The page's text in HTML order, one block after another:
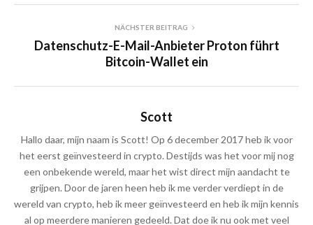
NÄCHSTER BEITRAG
Datenschutz-E-Mail-Anbieter Proton führt
Bitcoin-Wallet ein
Scott
Hallo daar, mijn naam is Scott! Op 6 december 2017 heb ik voor
het eerst geïnvesteerd in crypto. Destijds was het voor mij nog
een onbekende wereld, maar het wist direct mijn aandacht te
grijpen. Door de jaren heen heb ik me verder verdiept in de
wereld van crypto, heb ik meer geïnvesteerd en heb ik mijn kennis
al op meerdere manieren gedeeld. Dat doe ik nu ook met veel